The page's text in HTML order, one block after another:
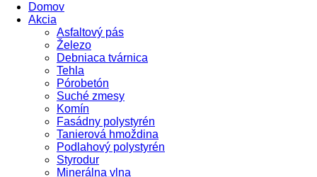
Domov
Akcia
Asfaltový pás
Železo
Debniaca tvárnica
Tehla
Pórobetón
Suché zmesy
Komín
Fasádny polystyrén
Tanierová hmoždina
Podlahový polystyrén
Styrodur
Minerálna vlna